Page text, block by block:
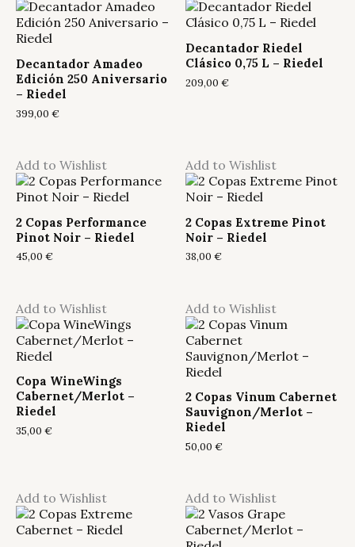
Decantador Amadeo
Edición 250 Aniversario
– Riedel
399,00 €
Decantador Riedel
Clásico 0,75 L – Riedel
209,00 €
Add to Wishlist
2 Copas Performance
Pinot Noir – Riedel
45,00 €
Add to Wishlist
2 Copas Extreme Pinot
Noir – Riedel
38,00 €
Add to Wishlist
Copa WineWings
Cabernet/Merlot –
Riedel
35,00 €
Add to Wishlist
2 Copas Vinum Cabernet
Sauvignon/Merlot –
Riedel
50,00 €
Add to Wishlist Add to Wishlist